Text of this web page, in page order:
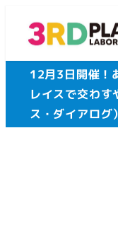
12月3日開催！
レイスで交わ
ス・ダイアログ）